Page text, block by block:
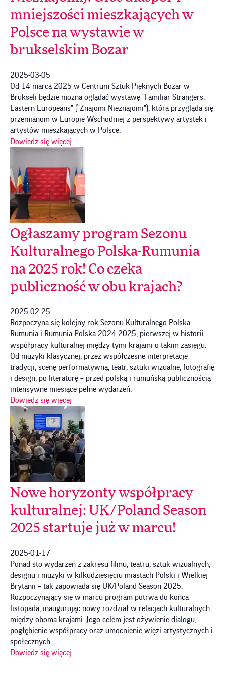
mniejszości mieszkających w
Polsce na wystawie w
brukselskim Bozar
2025-03-05
Od 14 marca 2025 w Centrum Sztuk Pięknych Bozar w
Brukseli będzie można oglądać wystawę "Familiar Strangers.
Eastern Europeans" ("Znajomi Nieznajomi"), która przygląda się
przemianom w Europie Wschodniej z perspektywy artystek i
artystów mieszkających w Polsce.
Dowiedz się więcej
Ogłaszamy program Sezonu
Kulturalnego Polska-Rumunia
na 2025 rok! Co czeka
publiczność w obu krajach?
2025-02-25
Rozpoczyna się kolejny rok Sezonu Kulturalnego Polska-
Rumunia i Rumunia-Polska 2024-2025, pierwszej w historii
współpracy kulturalnej między tymi krajami o takim zasięgu.
Od muzyki klasycznej, przez współczesne interpretacje
tradycji, scenę performatywną, teatr, sztuki wizualne, fotografię
i design, po literaturę – przed polską i rumuńską publicznością
intensywne miesiące pełne wydarzeń.
Dowiedz się więcej
Nowe horyzonty współpracy
kulturalnej: UK/Poland Season
2025 startuje już w marcu!
2025-01-17
Ponad sto wydarzeń z zakresu filmu, teatru, sztuk wizualnych,
designu i muzyki w kilkudziesięciu miastach Polski i Wielkiej
Brytanii – tak zapowiada się UK/Poland Season 2025.
Rozpoczynający się w marcu program potrwa do końca
listopada, inaugurując nowy rozdział w relacjach kulturalnych
między oboma krajami. Jego celem jest ożywienie dialogu,
pogłębienie współpracy oraz umocnienie więzi artystycznych i
społecznych.
Dowiedz się więcej